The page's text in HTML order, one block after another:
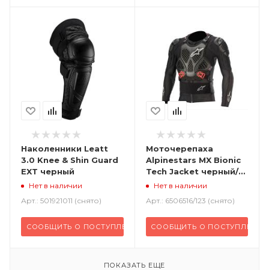
Наколенники Leatt
3.0 Knee & Shin Guard
EXT черный
Нет в наличии
Арт.: 501921011 (снято)
СООБЩИТЬ О ПОСТУПЛЕНИИ
Моточерепаха
Alpinestars MX Bionic
Tech Jacket черный/
красный/белый
Нет в наличии
Арт.: 6506516/123 (снято)
СООБЩИТЬ О ПОСТУПЛЕНИИ
ПОКАЗАТЬ ЕЩЕ